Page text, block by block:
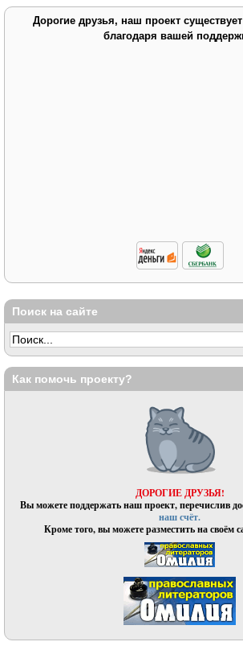
Дорогие друзья, наш проект
благодаря вашей
Поиск на сайте
Как помочь проекту?
ДОРОГИЕ ДРУЗЬЯ!
Вы можете поддержать наш проект, перечислив
наш счёт.
Кроме того, вы можете разместить на своём